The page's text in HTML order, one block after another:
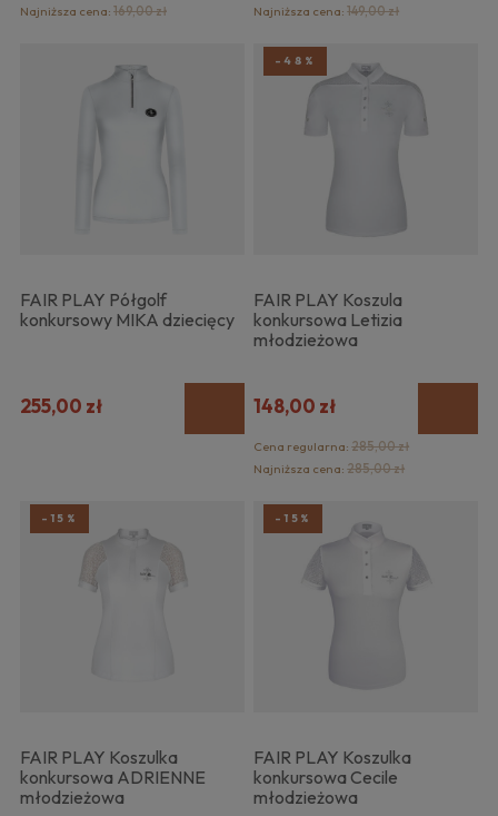
Najniższa cena: 169,00 zł Najniższa cena:149,00 zł
FAIR PLAY Półgolf
konkursowy MIKA dziecięcy
255,00 zł
FAIR PLAY Koszula
konkursowa Letizia
młodzieżowa
148,00 zł
Cena regularna:285,00 zł
Najniższa cena:285,00 zł
-48%
FAIR PLAY Koszulka
konkursowa ADRIENNE
młodzieżowa
-15%
FAIR PLAY Koszulka
konkursowa Cecile
młodzieżowa
-15%